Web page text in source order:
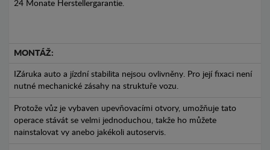
24 Monate Herstellergarantie.
MONTÁŽ:
IZáruka auto a jízdní stabilita nejsou ovlivněny. Pro její fixaci není
nutné mechanické zásahy na struktuře vozu.
Protože vůz je vybaven upevňovacími otvory, umožňuje tato
operace stávát se velmi jednoduchou, takže ho můžete
nainstalovat vy anebo jakékoli autoservis.